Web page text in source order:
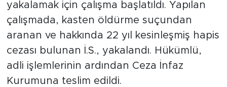
yakalamak için çalışma başlatıldı. Yapılan
çalışmada, kasten öldürme suçundan
aranan ve hakkında 22 yıl kesinleşmiş hapis
cezası bulunan İ.S., yakalandı. Hükümlü,
adli işlemlerinin ardından Ceza İnfaz
Kurumuna teslim edildi.